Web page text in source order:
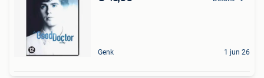
Genk 1 jun 26